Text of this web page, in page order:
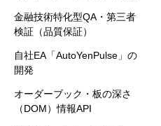
金融技術特化型QA・第三者
検証（品質保証）
自社EA「AutoYenPulse」の
開発
オーダーブック・板の深さ
（DOM）情報API